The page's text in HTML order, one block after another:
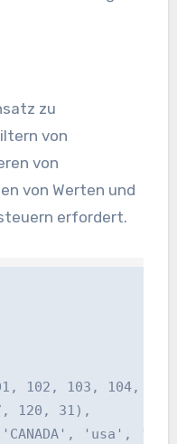
zu
von
von
von Werten und
erfordert.
102, 103, 104,
120, 31),
'usa',